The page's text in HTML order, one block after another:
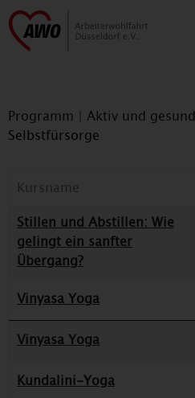
Programm Aktiv und gesund
Selbstfürsorge
Kursname
Stillen und Abstillen: Wie
gelingt ein sanfter
Übergang?
Vinyasa Yoga
Vinyasa Yoga
Kundalini-Yoga